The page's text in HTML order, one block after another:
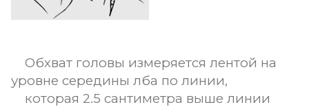
Обхват головы измеряется лентой на
уровне середины лба по линии,
которая 2.5 сантиметра выше линии